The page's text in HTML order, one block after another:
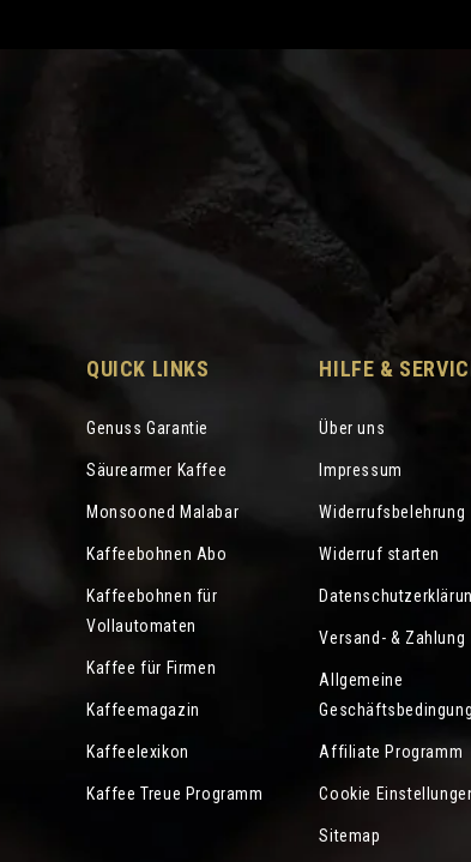
QUICK LINKS
Genuss Garantie
Säurearmer Kaffee
Monsooned Malabar
Kaffeebohnen Abo
Kaffeebohnen für
Vollautomaten
Kaffee für Firmen
Kaffeemagazin
Kaffeelexikon
Kaffee Treue Programm
HILFE &
Über uns
Impressum
Widerrufsbelehrung
Widerruf starten
Versand- & Zahlung
Allgemeine
Affiliate Programm
Cookie
Sitemap